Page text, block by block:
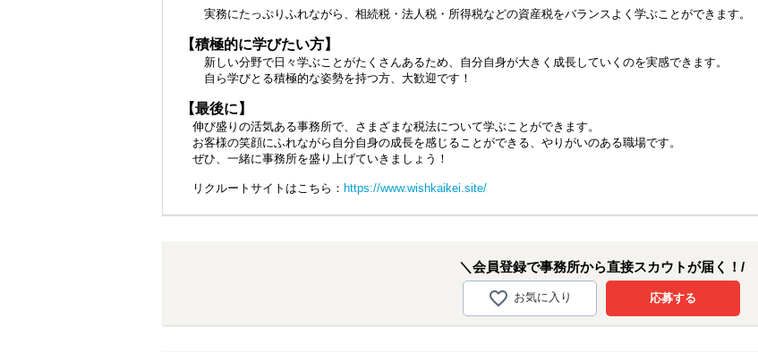
実務にたっぷりふれながら、相続税・法人税・所得税などの資産税をバランスよく学ぶことができます。
【積極的に学びたい方】
新しい分野で日々学ぶことがたくさんあるため、自分自身が大きく成長していくのを実感できます。
自ら学びとる積極的な姿勢を持つ方、大歓迎です！
【最後に】
伸び盛りの活気ある事務所で、さまざまな税法について学ぶことができます。
お客様の笑顔にふれながら自分自身の成長を感じることができる、やりがいのある職場です。
ぜひ、一緒に事務所を盛り上げていきましょう！
リクルートサイトはこちら： https://www.wishkaikei.site/
＼会員登録で事務所から直接スカウトが届く！/
お気に入り 応募する